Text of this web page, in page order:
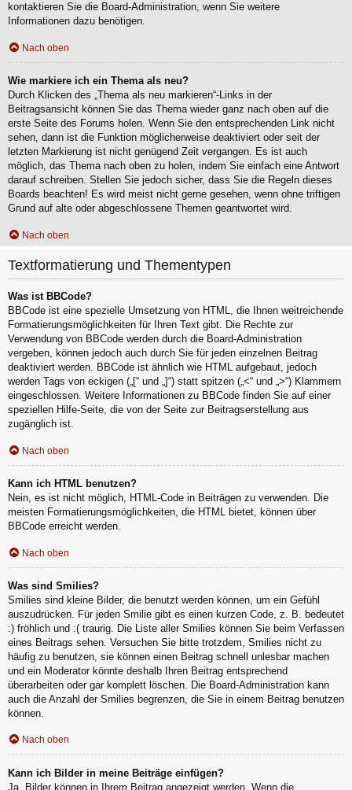
kontaktieren Sie die Board-Administration, wenn Sie weitere
Informationen dazu benötigen.
Nach oben
Wie markiere ich ein Thema als neu?
Durch Klicken des „Thema als neu markieren“-Links in der
Beitragsansicht können Sie das Thema wieder ganz nach oben auf die
erste Seite des Forums holen. Wenn Sie den entsprechenden Link nicht
sehen, dann ist die Funktion möglicherweise deaktiviert oder seit der
letzten Markierung ist nicht genügend Zeit vergangen. Es ist auch
möglich, das Thema nach oben zu holen, indem Sie einfach eine Antwort
darauf schreiben. Stellen Sie jedoch sicher, dass Sie die Regeln dieses
Boards beachten! Es wird meist nicht gerne gesehen, wenn ohne triftigen
Grund auf alte oder abgeschlossene Themen geantwortet wird.
Nach oben
Textformatierung und Thementypen
Was ist BBCode?
BBCode ist eine spezielle Umsetzung von HTML, die Ihnen weitreichende
Formatierungsmöglichkeiten für Ihren Text gibt. Die Rechte zur
Verwendung von BBCode werden durch die Board-Administration
vergeben, können jedoch auch durch Sie für jeden einzelnen Beitrag
deaktiviert werden. BBCode ist ähnlich wie HTML aufgebaut, jedoch
werden Tags von eckigen („[“ und „]“) statt spitzen („<“ und „>“) Klammern
eingeschlossen. Weitere Informationen zu BBCode finden Sie auf einer
speziellen Hilfe-Seite, die von der Seite zur Beitragserstellung aus
zugänglich ist.
Nach oben
Kann ich HTML benutzen?
Nein, es ist nicht möglich, HTML-Code in Beiträgen zu verwenden. Die
meisten Formatierungsmöglichkeiten, die HTML bietet, können über
BBCode erreicht werden.
Nach oben
Was sind Smilies?
Smilies sind kleine Bilder, die benutzt werden können, um ein Gefühl
auszudrücken. Für jeden Smilie gibt es einen kurzen Code, z. B. bedeutet
:) fröhlich und :( traurig. Die Liste aller Smilies können Sie beim Verfassen
eines Beitrags sehen. Versuchen Sie bitte trotzdem, Smilies nicht zu
häufig zu benutzen, sie können einen Beitrag schnell unlesbar machen
und ein Moderator könnte deshalb Ihren Beitrag entsprechend
überarbeiten oder gar komplett löschen. Die Board-Administration kann
auch die Anzahl der Smilies begrenzen, die Sie in einem Beitrag benutzen
können.
Nach oben
Kann ich Bilder in meine Beiträge einfügen?
Ja, Bilder können in Ihrem Beitrag angezeigt werden. Wenn die